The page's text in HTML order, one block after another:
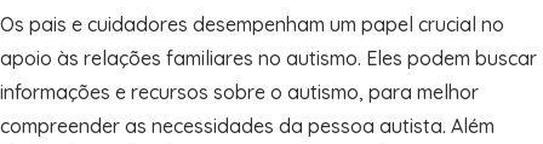
Os pais e cuidadores desempenham um papel crucial no
apoio às relações familiares no autismo. Eles podem buscar
informações e recursos sobre o autismo, para melhor
compreender as necessidades da pessoa autista. Além